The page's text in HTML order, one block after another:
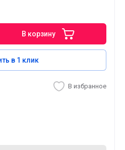
В корзину
в 1 клик
В избранное